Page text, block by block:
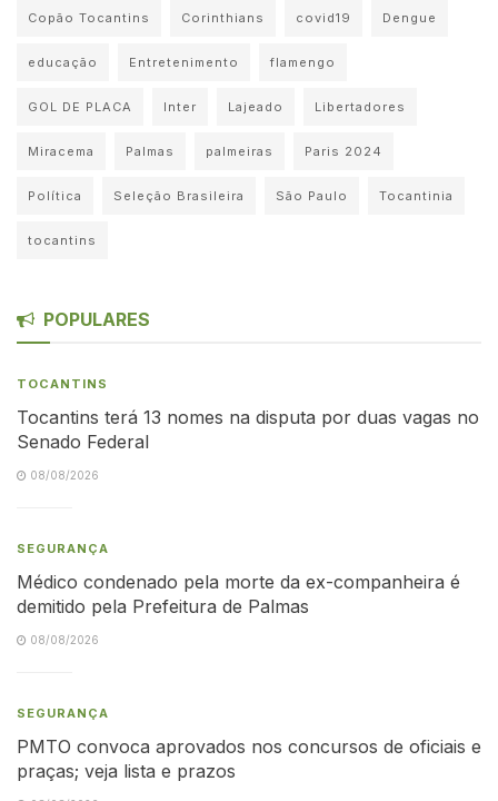
Copão Tocantins Corinthians covid19 Dengue
educação Entretenimento flamengo
GOL DE PLACA Inter Lajeado Libertadores
Miracema Palmas palmeiras Paris 2024
Política Seleção Brasileira São Paulo Tocantinia
tocantins
POPULARES
TOCANTINS
Tocantins terá 13 nomes na disputa por duas vagas no
Senado Federal
08/08/2026
SEGURANÇA
Médico condenado pela morte da ex-companheira é
demitido pela Prefeitura de Palmas
08/08/2026
SEGURANÇA
PMTO convoca aprovados nos concursos de oficiais e
praças; veja lista e prazos